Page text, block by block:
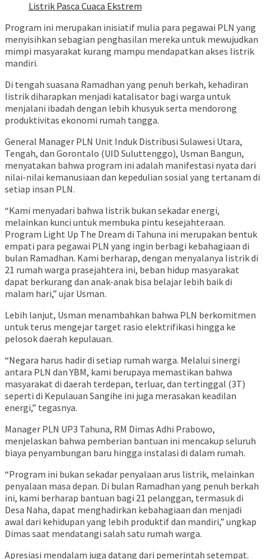
Listrik Pasca Cuaca Ekstrem
Program ini merupakan inisiatif mulia para pegawai PLN yang
menyisihkan sebagian penghasilan mereka untuk mewujudkan
mimpi masyarakat kurang mampu mendapatkan akses listrik
mandiri.
Di tengah suasana Ramadhan yang penuh berkah, kehadiran
listrik diharapkan menjadi katalisator bagi warga untuk
menjalani ibadah dengan lebih khusyuk serta mendorong
produktivitas ekonomi rumah tangga.
General Manager PLN Unit Induk Distribusi Sulawesi Utara,
Tengah, dan Gorontalo (UID Suluttenggo), Usman Bangun,
menyatakan bahwa program ini adalah manifestasi nyata dari
nilai-nilai kemanusiaan dan kepedulian sosial yang tertanam di
setiap insan PLN.
“Kami menyadari bahwa listrik bukan sekadar energi,
melainkan kunci untuk membuka pintu kesejahteraan.
Program Light Up The Dream di Tahuna ini merupakan bentuk
empati para pegawai PLN yang ingin berbagi kebahagiaan di
bulan Ramadhan. Kami berharap, dengan menyalanya listrik di
21 rumah warga prasejahtera ini, beban hidup masyarakat
dapat berkurang dan anak-anak bisa belajar lebih baik di
malam hari,” ujar Usman.
Lebih lanjut, Usman menambahkan bahwa PLN berkomitmen
untuk terus mengejar target rasio elektrifikasi hingga ke
pelosok daerah kepulauan.
“Negara harus hadir di setiap rumah warga. Melalui sinergi
antara PLN dan YBM, kami berupaya memastikan bahwa
masyarakat di daerah terdepan, terluar, dan tertinggal (3T)
seperti di Kepulauan Sangihe ini juga merasakan keadilan
energi,” tegasnya.
Manager PLN UP3 Tahuna, RM Dimas Adhi Prabowo,
menjelaskan bahwa pemberian bantuan ini mencakup seluruh
biaya penyambungan baru hingga instalasi di dalam rumah.
“Program ini bukan sekadar penyalaan arus listrik, melainkan
penyalaan masa depan. Di bulan Ramadhan yang penuh berkah
ini, kami berharap bantuan bagi 21 pelanggan, termasuk di
Desa Naha, dapat menghadirkan kebahagiaan dan menjadi
awal dari kehidupan yang lebih produktif dan mandiri,” ungkap
Dimas saat mendatangi salah satu rumah warga.
Apresiasi mendalam juga datang dari pemerintah setempat.